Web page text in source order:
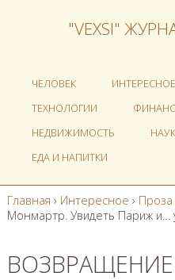
"VEXSI"
ЧЕЛОВЕК ИНТЕРЕСНОЕ
ТЕХНОЛОГИИ
НЕДВИЖИМОСТЬ
ЕДА И НАПИТКИ
Главная › Интересное › Проза
Монмартр. Увидеть Париж и…